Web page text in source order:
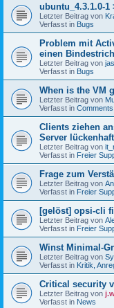
ubuntu_4.3.1.0-
Letzter Beitrag von
Verfasst in Bugs
Problem mit
einen
Letzter Beitrag von
Verfasst in Bugs
When is the VM
Letzter Beitrag von
Verfasst in
Clients ziehen
Server lückenhaft
Letzter Beitrag von
Verfasst in Freier
Frage zum
Letzter Beitrag von
Verfasst in Freier
[gelöst] opsi-cli
Letzter Beitrag von
Verfasst in Freier
Winst Minimal-
Letzter Beitrag von
Verfasst in Kritik,
Critical security
Letzter Beitrag von
Verfasst in News